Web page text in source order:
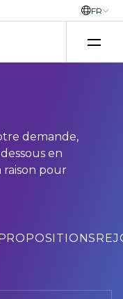
FR
demande,
en
raison pour